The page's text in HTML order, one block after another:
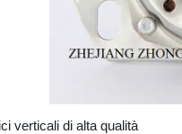
verticali di alta qualità